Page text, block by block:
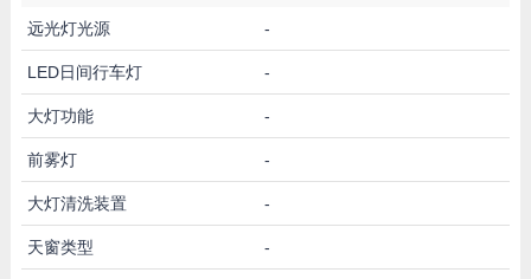
远光灯光源 -
LED日间行车灯 -
大灯功能 -
前雾灯 -
大灯清洗装置 -
天窗类型 -